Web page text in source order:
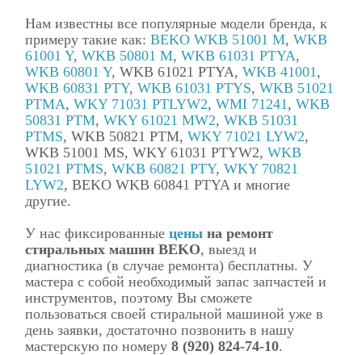
Нам известны все популярные модели бренда, к
примеру такие как:BEKO WKB 51001 M,WKB
61001 Y,WKB 50801 M,WKB 61031 PTYA,
WKB 60801 Y, WKB 61021 PTYA,WKB 41001,
WKB 60831 PTY,WKB 61031 PTYS,WKB 51021
PTMA,WKY 71031 PTLYW2,WMI 71241,WKB
50831 PTM,WKY 61021 MW2,WKB 51031
PTMS, WKB 50821 PTM,WKY 71021 LYW2,
WKB 51001 MS, WKY 61031 PTYW2,WKB
51021 PTMS,WKB 60821 PTY,WKY 70821
LYW2, BEKO WKB 60841 PTYA и многие
другие.
У нас фиксированныецены на ремонт
стиральных машин BEKO, выезд и
диагностика (в случае ремонта) бесплатны. У
мастера с собой необходимый запас запчастей и
инструментов, поэтому Вы сможете
пользоваться своей стиральной машиной уже в
день заявки, достаточно позвонить в нашу
мастерскую по номеру8 (920) 824-74-10.